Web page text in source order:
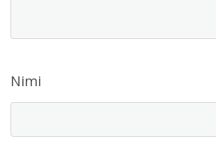
Nimi